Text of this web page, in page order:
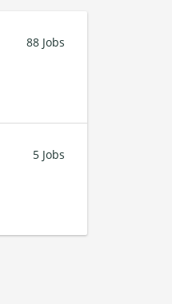
88 Jobs
5 Jobs